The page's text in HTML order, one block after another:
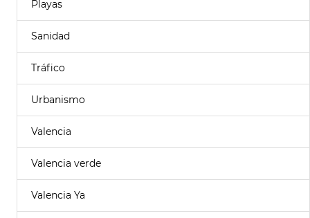
Playas
Sanidad
Tráfico
Urbanismo
Valencia
Valencia verde
Valencia Ya